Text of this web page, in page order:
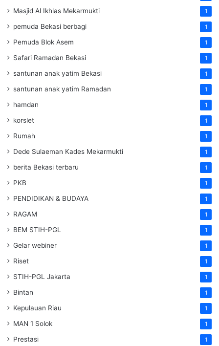
Masjid Al Ikhlas Mekarmukti 1
pemuda Bekasi berbagi 1
Pemuda Blok Asem 1
Safari Ramadan Bekasi 1
santunan anak yatim Bekasi 1
santunan anak yatim Ramadan 1
hamdan 1
korslet 1
Rumah 1
Dede Sulaeman Kades Mekarmukti 1
berita Bekasi terbaru 1
PKB 1
PENDIDIKAN & BUDAYA 1
RAGAM 1
BEM STIH-PGL 1
Gelar webiner 1
Riset 1
STIH-PGL Jakarta 1
Bintan 1
Kepulauan Riau 1
MAN 1 Solok 1
Prestasi 1